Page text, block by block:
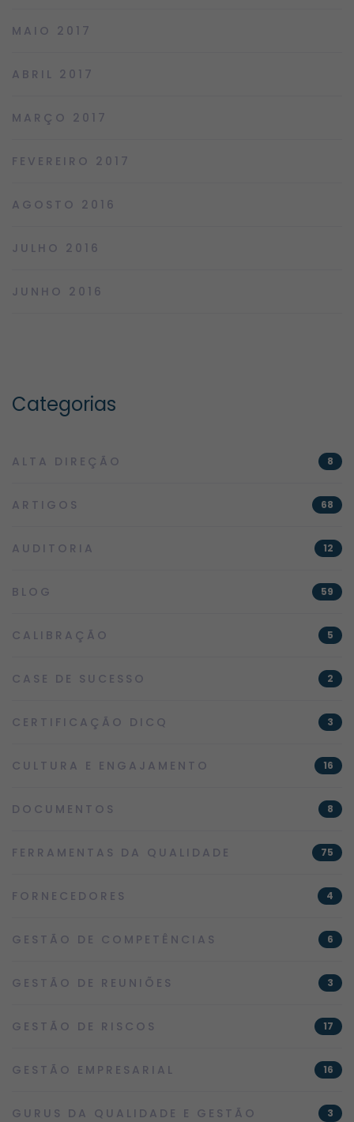
MAIO 2017
ABRIL 2017
MARÇO 2017
FEVEREIRO 2017
AGOSTO 2016
JULHO 2016
JUNHO 2016
Categorias
ALTA DIREÇÃO 8
ARTIGOS 68
AUDITORIA 12
BLOG 59
CALIBRAÇÃO 5
CASE DE SUCESSO 2
CERTIFICAÇÃO DICQ 3
CULTURA E ENGAJAMENTO 16
DOCUMENTOS 8
FERRAMENTAS DA QUALIDADE 75
FORNECEDORES 4
GESTÃO DE COMPETÊNCIAS 6
GESTÃO DE REUNIÕES 3
GESTÃO DE RISCOS 17
GESTÃO EMPRESARIAL 16
GURUS DA QUALIDADE E GESTÃO 3